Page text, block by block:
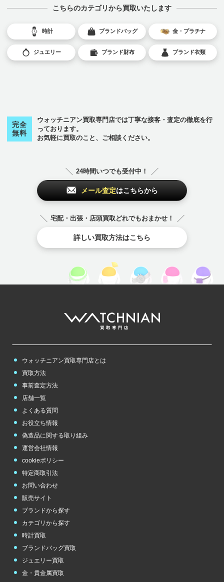
こちらのカテゴリから買取いたします
時計 ブランドバッグ 金・プラチナ
ジュエリー ブランド財布 ブランド衣類
完全
無料
ウォッチニアン買取専門店では丁寧な接客・査定の徹底を行
っております。
お気軽に買取のこと、ご相談ください。
24時間いつでも受付中！
メール査定はこちらから
宅配・出張・店頭買取どれでもおまかせ！
詳しい買取方法はこちら
ウォッチニアン買取専門店とは
買取方法
事前査定方法
店舗一覧
よくある質問
お役立ち情報
偽造品に関する取り組み
運営会社情報
cookieポリシー
特定商取引法
お問い合わせ
販売サイト
ブランドから探す
カテゴリから探す
時計買取
ブランドバッグ買取
ジュエリー買取
金・貴金属買取